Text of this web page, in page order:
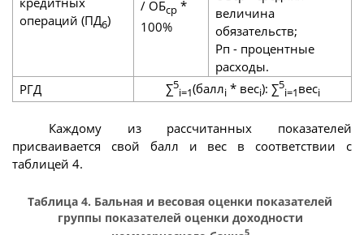
операций (ПД6)
/ ОБср *
100%
величина
обязательств;
Рп - процентные
расходы.
РГД
∑5
i=1(баллi* весi): ∑5
i=1весi
Каждому из рассчитанных показателей
присваивается свой балл и вес в соответствии с
таблицей 4.
Таблица 4. Бальная и весовая оценки показателей
группы показателей оценки доходности
5